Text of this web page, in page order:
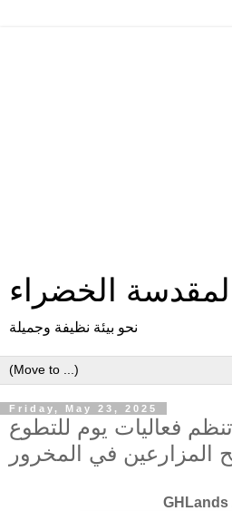
الخضراء
نحو بيئة نظيفة وجميلة
Friday, May 23, 2025
فعاليات يوم للتطوع
المزارعين في المخرور